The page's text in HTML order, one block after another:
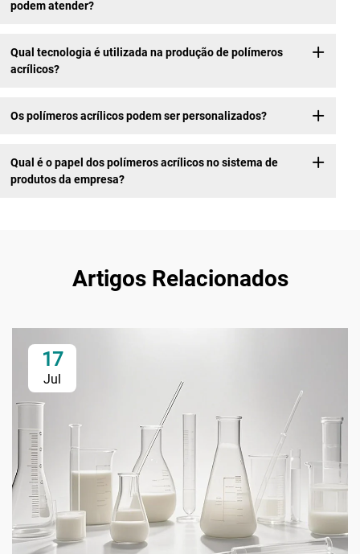
podem atender?
Qual tecnologia é utilizada na produção de polímeros
acrílicos?
Os polímeros acrílicos podem ser personalizados?
Qual é o papel dos polímeros acrílicos no sistema de
produtos da empresa?
Artigos Relacionados
17
Jul